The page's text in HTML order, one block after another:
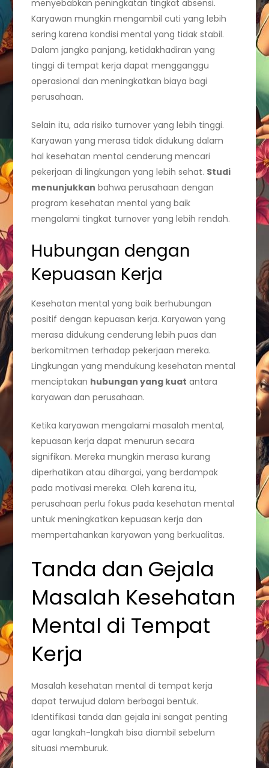
menyebabkan peningkatan tingkat absensi.
Karyawan mungkin mengambil cuti yang lebih
sering karena kondisi mental yang tidak stabil.
Dalam jangka panjang, ketidakhadiran yang
tinggi di tempat kerja dapat mengganggu
operasional dan meningkatkan biaya bagi
perusahaan.
Selain itu, ada risiko turnover yang lebih tinggi.
Karyawan yang merasa tidak didukung dalam
hal kesehatan mental cenderung mencari
pekerjaan di lingkungan yang lebih sehat. Studi
menunjukkan bahwa perusahaan dengan
program kesehatan mental yang baik
mengalami tingkat turnover yang lebih rendah.
Hubungan dengan
Kepuasan Kerja
Kesehatan mental yang baik berhubungan
positif dengan kepuasan kerja. Karyawan yang
merasa didukung cenderung lebih puas dan
berkomitmen terhadap pekerjaan mereka.
Lingkungan yang mendukung kesehatan mental
menciptakan hubungan yang kuat antara
karyawan dan perusahaan.
Ketika karyawan mengalami masalah mental,
kepuasan kerja dapat menurun secara
signifikan. Mereka mungkin merasa kurang
diperhatikan atau dihargai, yang berdampak
pada motivasi mereka. Oleh karena itu,
perusahaan perlu fokus pada kesehatan mental
untuk meningkatkan kepuasan kerja dan
mempertahankan karyawan yang berkualitas.
Tanda dan Gejala
Masalah Kesehatan
Mental di Tempat
Kerja
Masalah kesehatan mental di tempat kerja
dapat terwujud dalam berbagai bentuk.
Identifikasi tanda dan gejala ini sangat penting
agar langkah-langkah bisa diambil sebelum
situasi memburuk.